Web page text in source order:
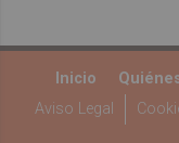
Inicio
Aviso Legal